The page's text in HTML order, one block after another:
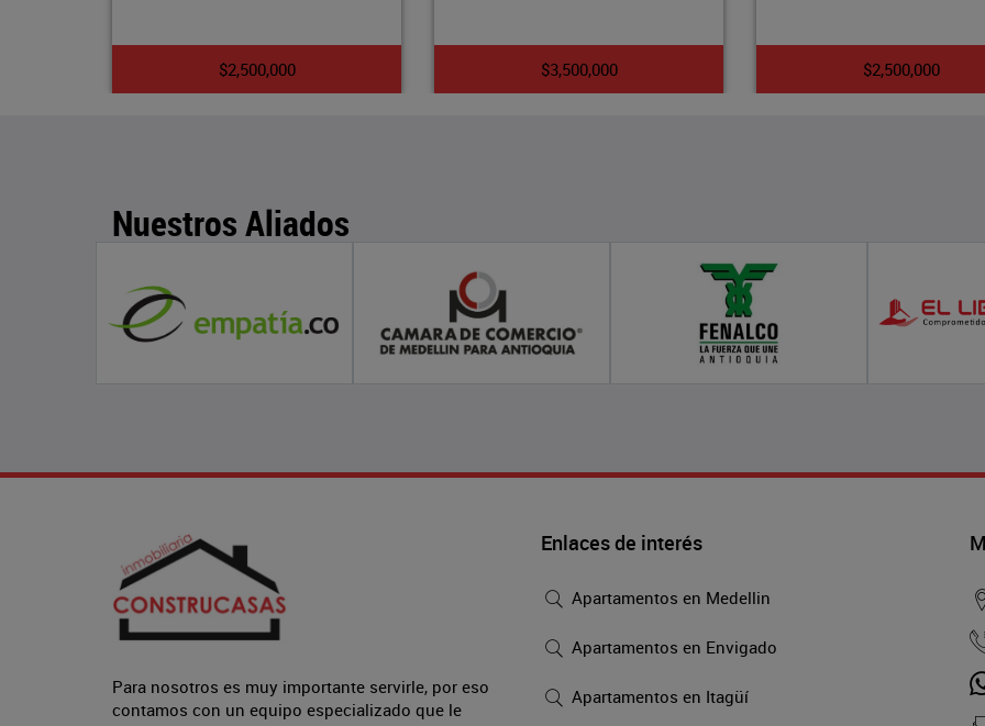
$3,500,000 $2,500,000 $1,290,000
Nuestros Aliados
Para nosotros es muy importante servirle, por eso
contamos con un equipo especializado que le
Enlaces de interés
Apartamentos en Medellin
Apartamentos en Envigado
Apartamentos en Itagüí